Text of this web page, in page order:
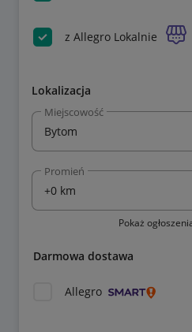
z Allegro Lokalnie
Lokalizacja
Miejscowość
Promień
Pokaż
Darmowa dostawa
Allegro